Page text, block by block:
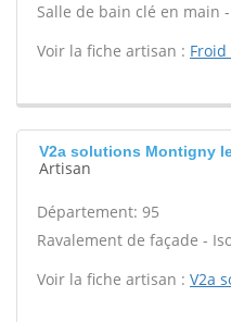
Salle de bain clé en main -
Voir la fiche artisan :
V2a solutions Montigny
Artisan
Département: 95
Ravalement de façade -
Voir la fiche artisan : V2a